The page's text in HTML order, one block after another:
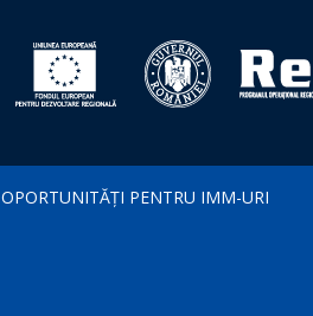
OPORTUNITĂȚI PENTRU IMM-URI